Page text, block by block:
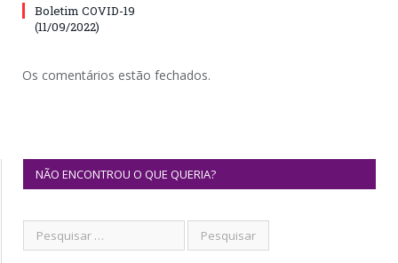
Boletim COVID-19
(11/09/2022)
Os comentários estão fechados.
NÃO ENCONTROU O QUE QUERIA?